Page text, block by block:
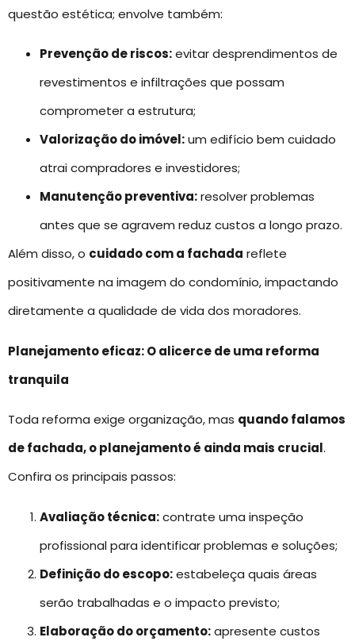
questão estética; envolve também:
Prevenção de riscos:evitar desprendimentos de
revestimentos e infiltrações que possam
comprometer a estrutura;
Valorização do imóvel:um edifício bem cuidado
atrai compradores e investidores;
Manutenção preventiva:resolver problemas
antes que se agravem reduz custos a longo prazo.
Além disso, o cuidado com a fachada reflete
positivamente na imagem do condomínio, impactando
diretamente a qualidade de vida dos moradores.
Planejamento eficaz: O alicerce de uma reforma
tranquila
Toda reforma exige organização, mas quando falamos
de fachada, o planejamento é ainda mais crucial.
Confira os principais passos:
Avaliação técnica:contrate uma inspeção
profissional para identificar problemas e soluções;
Definição do escopo:estabeleça quais áreas
serão trabalhadas e o impacto previsto;
Elaboração do orçamento:apresente custos